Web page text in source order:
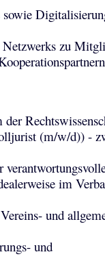
sowie
Netzwerks zu
der
(m/w/d)) -
im
und
und